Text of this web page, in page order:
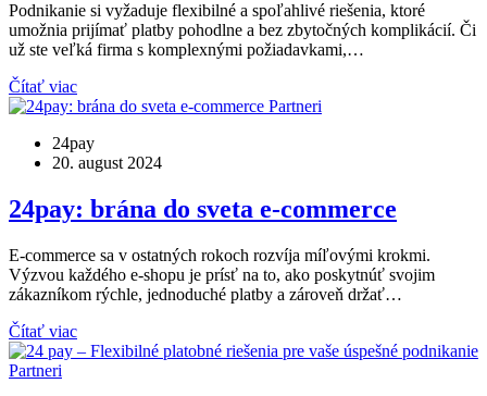
Podnikanie si vyžaduje flexibilné a spoľahlivé riešenia, ktoré
umožnia prijímať platby pohodlne a bez zbytočných komplikácií. Či
už ste veľká firma s komplexnými požiadavkami,…
Čítať viac
Partneri
24pay
20. august 2024
24pay: brána do sveta e‑commerce
E-commerce sa v ostatných rokoch rozvíja míľovými krokmi.
Výzvou každého e‑shopu je prísť na to, ako poskytnúť svojim
zákazníkom rýchle, jednoduché platby a zároveň držať…
Čítať viac
Partneri